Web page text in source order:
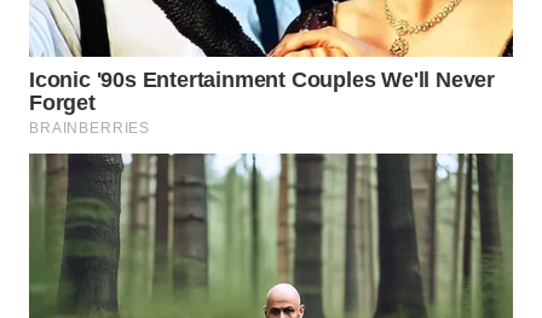
LABUHANBATU
WN
TAPANULI
TENGAH
WN DELI
SERDANG
WN
TEBING